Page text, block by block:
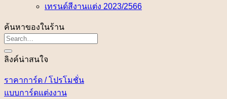
เทรนด์สีงานแต่ง 2023/2566
ค้นหาของในร้าน
ลิงค์น่าสนใจ
ราคาการ์ด / โปรโมชั่น
แบบการ์ดแต่งงาน